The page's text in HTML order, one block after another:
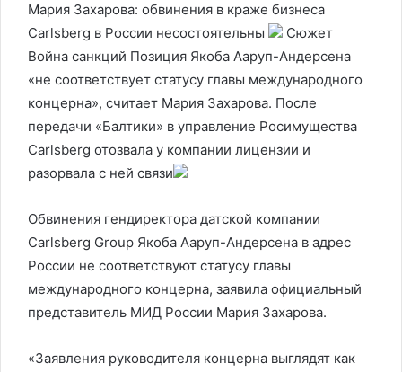
Мария Захарова: обвинения в краже бизнеса
Carlsberg в России несостоятельны
Сюжет
Война санкций Позиция Якоба Ааруп-Андерсена
«не соответствует статусу главы международного
концерна», считает Мария Захарова. После
передачи «Балтики» в управление Росимущества
Carlsberg отозвала у компании лицензии и
разорвала с ней связи
Обвинения гендиректора датской компании
Carlsberg Group Якоба Ааруп-Андерсена в адрес
России не соответствуют статусу главы
международного концерна, заявила официальный
представитель МИД России Мария Захарова.
«Заявления руководителя концерна выглядят как